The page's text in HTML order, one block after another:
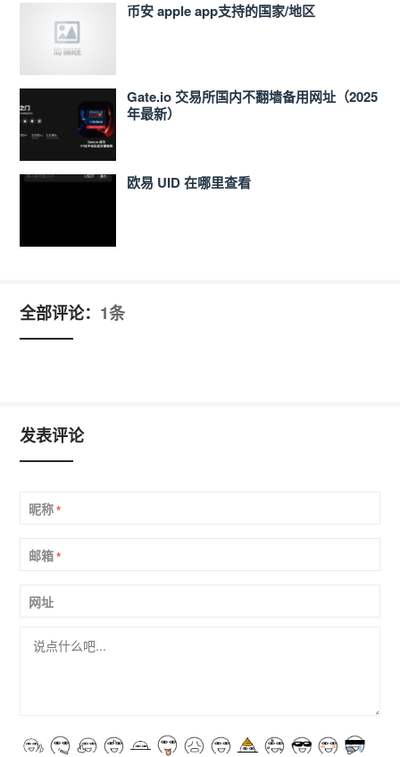
币安 apple app支持的国家/地区
Gate.io 交易所国内不翻墙备用网址（2025
年最新）
欧易 UID 在哪里查看
全部评论： 1条
发表评论
昵称*
邮箱*
网址